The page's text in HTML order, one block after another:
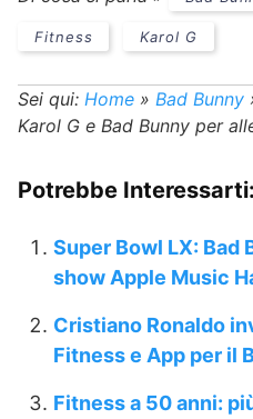
Fitness Karol G
Sei qui: Home » Bad Bunny
Karol G e Bad Bunny per
Potrebbe Interessarti:
Super Bowl LX: Bad
show Apple Music
Cristiano Ronaldo
Fitness e App per il
Fitness a 50 anni: